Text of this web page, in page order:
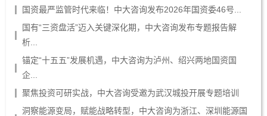
国资最严监管时代来临！中大咨询发布2026年国资委46号...
国有“三资盘活”迈入关键深化期，中大咨询发布专题报告解
析...
锚定“十五五”发展机遇，中大咨询为泸州、绍兴两地国资国
企...
聚焦投资可研实战，中大咨询受邀为武汉城投开展专题培训
洞察能源变局，赋能战略转型，中大咨询为浙江、深圳能源国